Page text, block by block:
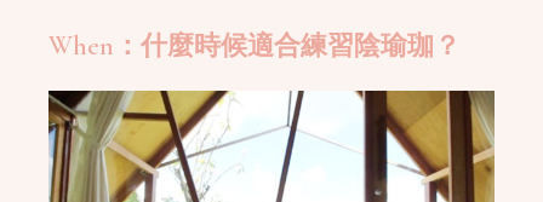
When：什麼時候適合練習陰瑜珈？